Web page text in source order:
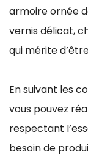
armoire ornée
vernis délicat,
qui mérite
En suivant les
vous pouvez
respectant
besoin de